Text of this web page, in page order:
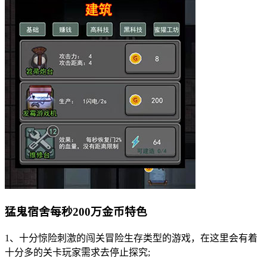
猛鬼宿舍每秒200万金币特色
1、十分惊险刺激的闯关冒险生存类型的游戏，在这里会有着
十分多的关卡玩家需求去停止探究;